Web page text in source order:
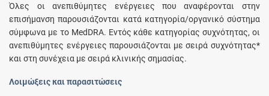
Όλες οι ανεπιθύμητες ενέργειες που αναφέρονται στην
επισήμανση παρουσιάζονται κατά κατηγορία/οργανικό σύστημα
σύμφωνα με το MedDRA. Εντός κάθε κατηγορίας συχνότητας, οι
ανεπιθύμητες ενέργειες παρουσιάζονται με σειρά συχνότητας*
και στη συνέχεια με σειρά κλινικής σημασίας.
Λοιμώξεις και παρασιτώσεις